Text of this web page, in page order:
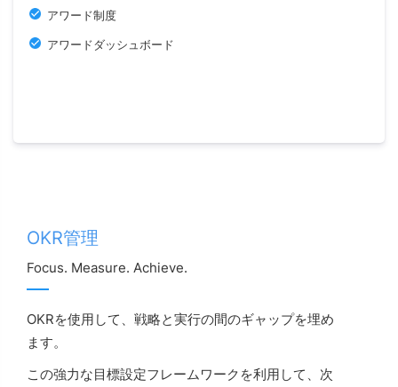
アワード制度
アワードダッシュボード
OKR管理
Focus. Measure. Achieve.
OKRを使用して、戦略と実行の間のギャップを埋め
ます。
この強力な目標設定フレームワークを利用して、次